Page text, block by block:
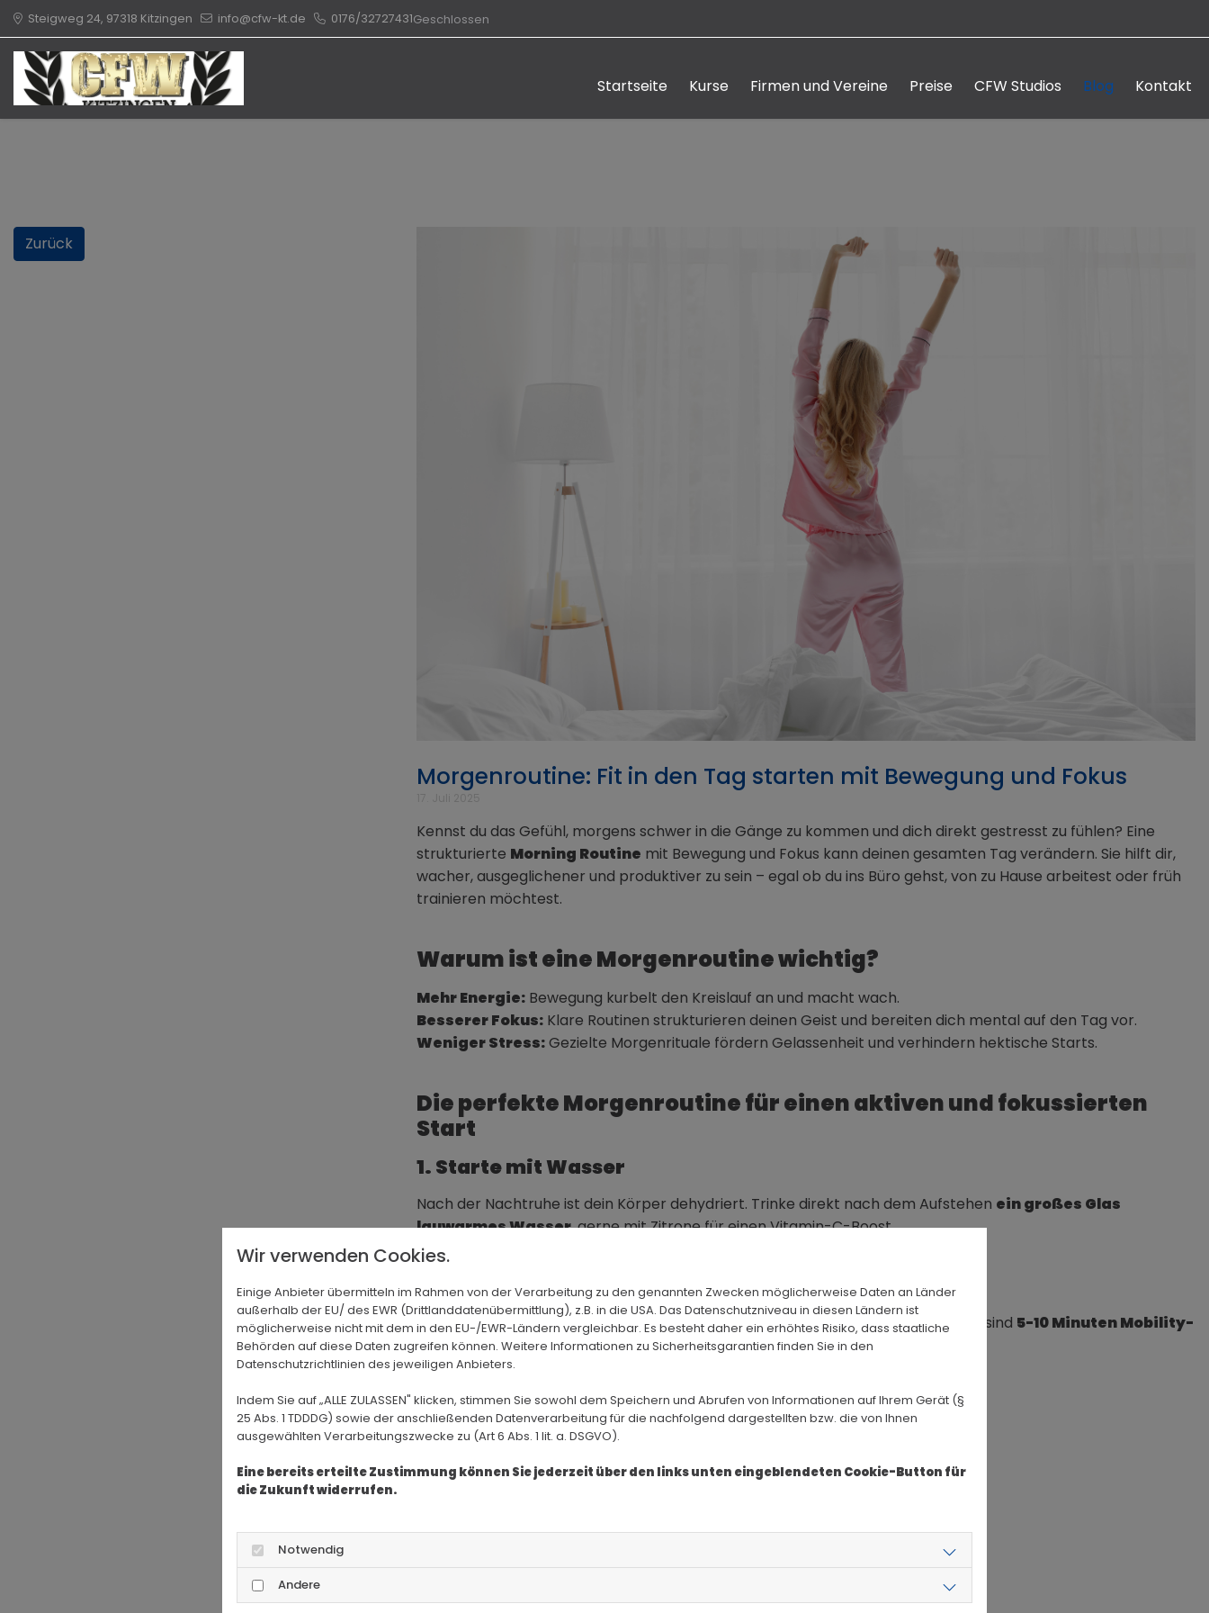
Steigweg 24, 97318 Kitzingen info@cfw-kt.de 0176/32727431Geschlossen
Startseite Kurse Firmen und Vereine Preise CFW Studios Blog Kontakt
Zurück
Morgenroutine: Fit in den Tag starten mit Bewegung und Fokus
Kennst du das Gefühl, morgens schwer in die Gänge zu kommen und dich direkt gestresst zu fühlen? Eine
strukturierte Morning Routine mit Bewegung und Fokus kann deinen gesamten Tag verändern. Sie hilft dir,
wacher, ausgeglichener und produktiver zu sein – egal ob du ins Büro gehst, von zu Hause arbeitest oder früh
trainieren möchtest.
Warum ist eine Morgenroutine wichtig?
Mehr Energie: Bewegung kurbelt den Kreislauf an und macht wach.
Besserer Fokus: Klare Routinen strukturieren deinen Geist und bereiten dich mental auf den Tag vor.
Weniger Stress:Gezielte Morgenrituale fördern Gelassenheit und verhindern hektische Starts.
Die perfekte Morgenroutine für einen aktiven und fokussierten
Start
1. Starte mit Wasser
Nach der Nachtruhe ist dein Körper dehydriert. Trinke direkt nach dem Aufstehen ein großes Glas
lauwarmes Wasser, gerne mit Zitrone für einen Vitamin-C-Boost.
2. Mobilisiere deinen Körper
Bewegung am Morgen aktiviert den Stoffwechsel und löst Verspannungen. Ideal sind 5-10 Minuten Mobility-
Übungen, z. B.:
Katze-Kuh für die Wirbelsäule
Tiefe Kniebeugen (Deep Squat Hold)
Hüftöffner im Ausfallschritt
Kurze Aktivierungseinheiten machen wach. Beispiele:
30-50 Jumping Jacks (Hampelmänner)
Wir verwenden Cookies.
Einige Anbieter übermitteln im Rahmen von der Verarbeitung zu den genannten Zwecken möglicherweise Daten an Länder
außerhalb der EU/ des EWR (Drittlanddatenübermittlung), z.B. in die USA. Das Datenschutzniveau in diesen Ländern ist
möglicherweise nicht mit dem in den EU-/EWR-Ländern vergleichbar. Es besteht daher ein erhöhtes Risiko, dass staatliche
Behörden auf diese Daten zugreifen können. Weitere Informationen zu Sicherheitsgarantien finden Sie in den
Datenschutzrichtlinien des jeweiligen Anbieters.
Indem Sie auf „ALLE ZULASSEN" klicken, stimmen Sie sowohl dem Speichern und Abrufen von Informationen auf Ihrem Gerät (§
25 Abs. 1 TDDDG) sowie der anschließenden Datenverarbeitung für die nachfolgend dargestellten bzw. die von Ihnen
ausgewählten Verarbeitungszwecke zu (Art 6 Abs. 1 lit. a. DSGVO).
Eine bereits erteilte Zustimmung können Sie jederzeit über den links unten eingeblendeten Cookie-Button für
die Zukunft widerrufen.
Notwendig
Andere